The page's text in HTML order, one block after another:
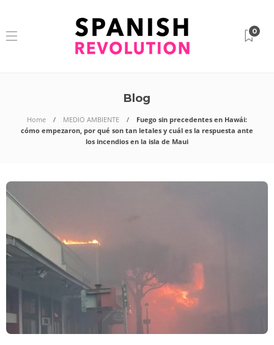
0
Blog
Home MEDIO AMBIENTE
Fuego sin precedentes en Hawái:
cómo empezaron, por qué son tan letales y cuál es la respuesta ante
los incendios en la isla de Maui